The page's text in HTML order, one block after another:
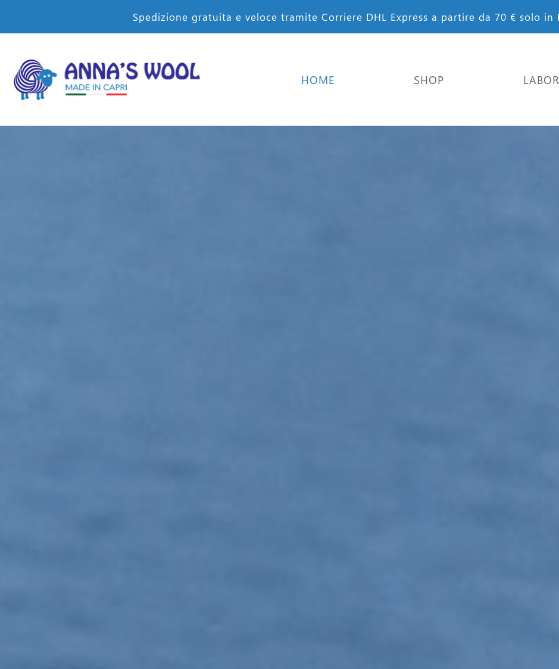
Spedizione gratuita e veloce tramite Corriere DHL Express a partire da 70 € solo in
HOME SHOP